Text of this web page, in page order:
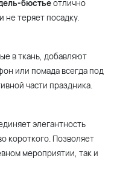
бюстьеотлично
не теряет посадку.
в ткань, добавляют
или помада всегда под
части праздника.
элегантность
короткого. Позволяет
мероприятии, так и